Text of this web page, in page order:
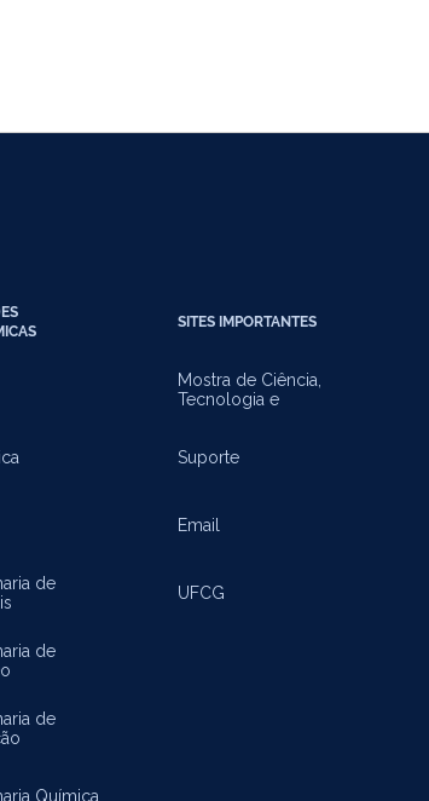
de
de
de
Química
SITES IMPORTANTES
Mostra de Ciência,
Tecnologia e
Suporte
Email
UFCG